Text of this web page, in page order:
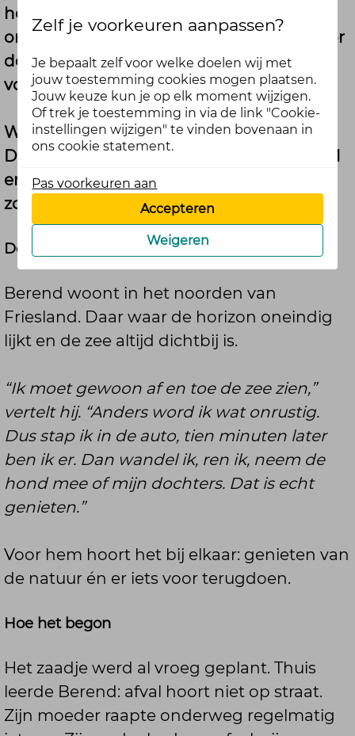
heel simpel: je gaat wandelen én je raapt
onderweg afval op. Je doet iets goeds voor
de wereld, je hoofd wordt er rustig van, je
voelt je fitter én je hart een stukje lichter.
Wij spraken met Berend Torensma uit
Dokkum. Hij plandelt al jaren en vertelt vol
enthousiasme waarom hij niet meer
zonder wil.
De zee roept
Berend woont in het noorden van
Friesland. Daar waar de horizon oneindig
lijkt en de zee altijd dichtbij is.
“Ik moet gewoon af en toe de zee zien,”
vertelt hij. “Anders word ik wat onrustig.
Dus stap ik in de auto, tien minuten later
ben ik er. Dan wandel ik, ren ik, neem de
hond mee of mijn dochters. Dat is echt
genieten.”
Voor hem hoort het bij elkaar: genieten van
de natuur én er iets voor terugdoen.
Hoe het begon
Het zaadje werd al vroeg geplant. Thuis
leerde Berend: afval hoort niet op straat.
Zijn moeder raapte onderweg regelmatig
Zelf je voorkeuren aanpassen?
Je bepaalt zelf voor welke doelen wij met
jouw toestemming cookies mogen plaatsen.
Jouw keuze kun je op elk moment wijzigen.
Of trek je toestemming in via de link "Cookie-
instellingen wijzigen" te vinden bovenaan in
ons cookie statement.
Pas voorkeuren aan
Accepteren
Weigeren